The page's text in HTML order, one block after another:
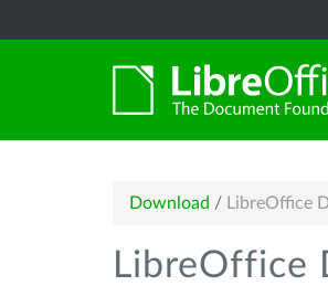
Download / LibreOffice
LibreOffice